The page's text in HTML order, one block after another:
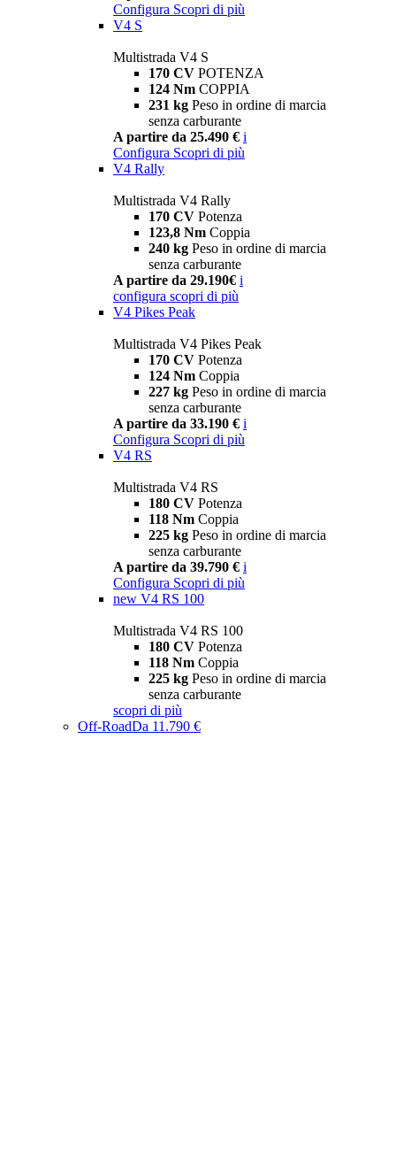
Configura Scopri di più
V4 S
Multistrada V4 S
170 CV POTENZA
124 Nm COPPIA
231 kg Peso in ordine di marcia
senza carburante
A partire da 25.490 € i
Configura Scopri di più
V4 Rally
Multistrada V4 Rally
170 CV Potenza
123,8 Nm Coppia
240 kg Peso in ordine di marcia
senza carburante
A partire da 29.190€ i
configura scopri di più
V4 Pikes Peak
Multistrada V4 Pikes Peak
170 CV Potenza
124 Nm Coppia
227 kg Peso in ordine di marcia
senza carburante
A partire da 33.190 € i
Configura Scopri di più
V4 RS
Multistrada V4 RS
180 CV Potenza
118 Nm Coppia
225 kg Peso in ordine di marcia
senza carburante
A partire da 39.790 € i
Configura Scopri di più
new V4 RS 100
Multistrada V4 RS 100
180 CV Potenza
118 Nm Coppia
225 kg Peso in ordine di marcia
senza carburante
scopri di più
Off-RoadDa 11.790 €